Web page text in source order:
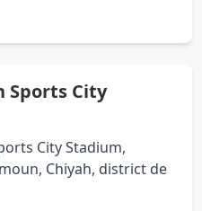
Sports City
City Stadium,
Chiyah, district de